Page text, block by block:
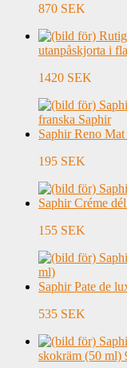
870 SEK
utanpåskjorta i
1420 SEK
Saphir Reno
195 SEK
Saphir Créme
155 SEK
Saphir Pate de
535 SEK
skokräm (50 ml)